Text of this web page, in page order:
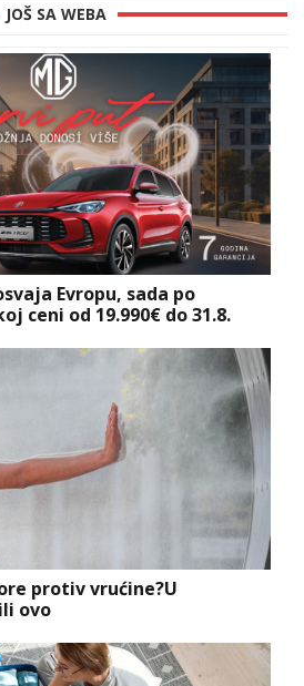
JOŠ SA WEBA
Evropu, sada po
ceni od 19.990€ do 31.8.
protiv vrućine?U
ovo